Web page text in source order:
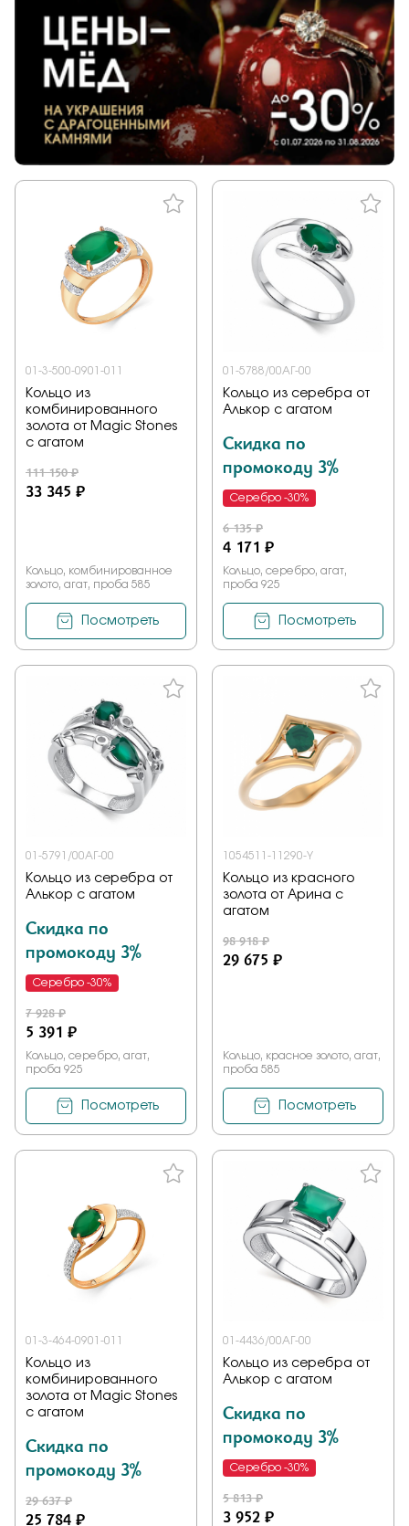
01-3-500-0901-011
Кольцо из
комбинированного
золота от Magic Stones
с агатом
111 150 ₽
33 345 ₽
Кольцо, комбинированное
золото, агат, проба 585
Посмотреть
01-5788/00АГ-00
Кольцо из серебра от
Алькор с агатом
Скидка по
промокоду 3%
Серебро -30%
6 135 ₽
4 171 ₽
Кольцо, серебро, агат,
проба 925
Посмотреть
01-5791/00АГ-00
Кольцо из серебра от
Алькор с агатом
Скидка по
промокоду 3%
Серебро -30%
7 928 ₽
5 391 ₽
Кольцо, серебро, агат,
проба 925
Посмотреть
1054511-11290-Y
Кольцо из красного
золота от Арина с
агатом
98 918 ₽
29 675 ₽
Кольцо, красное золото, агат,
проба 585
Посмотреть
01-3-464-0901-011
Кольцо из
комбинированного
золота от Magic Stones
с агатом
Скидка по
промокоду 3%
29 637 ₽
25 784 ₽
01-4436/00АГ-00
Кольцо из серебра от
Алькор с агатом
Скидка по
промокоду 3%
Серебро -30%
5 813 ₽
3 952 ₽